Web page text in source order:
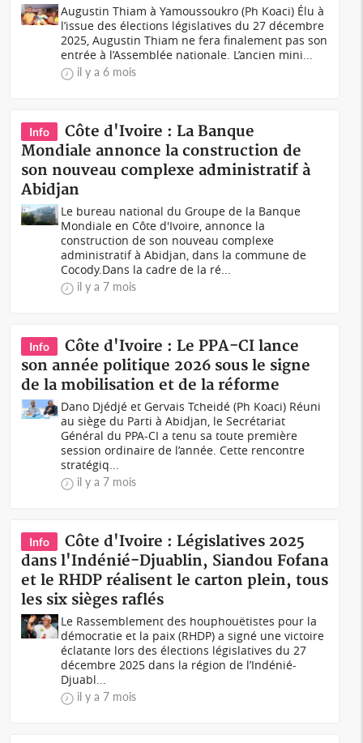
Augustin Thiam à Yamoussoukro (Ph Koaci) Élu à
l’issue des élections législatives du 27 décembre
2025, Augustin Thiam ne fera finalement pas son
entrée à l’Assemblée nationale. L’ancien mini...
il y a 6 mois
Info
Côte d'Ivoire : La Banque
Mondiale annonce la construction de
son nouveau complexe administratif à
Abidjan
Le bureau national du Groupe de la Banque
Mondiale en Côte d'Ivoire, annonce la
construction de son nouveau complexe
administratif à Abidjan, dans la commune de
Cocody.Dans la cadre de la ré...
il y a 7 mois
Info
Côte d'Ivoire : Le PPA-CI lance
son année politique 2026 sous le signe
de la mobilisation et de la réforme
Dano Djédjé et Gervais Tcheidé (Ph Koaci) Réuni
au siège du Parti à Abidjan, le Secrétariat
Général du PPA-CI a tenu sa toute première
session ordinaire de l’année. Cette rencontre
stratégiq...
il y a 7 mois
Info
Côte d'Ivoire : Législatives 2025
dans l'Indénié-Djuablin, Siandou Fofana
et le RHDP réalisent le carton plein, tous
les six sièges raflés
Le Rassemblement des houphouëtistes pour la
démocratie et la paix (RHDP) a signé une victoire
éclatante lors des élections législatives du 27
décembre 2025 dans la région de l’Indénié-
Djuabl...
il y a 7 mois